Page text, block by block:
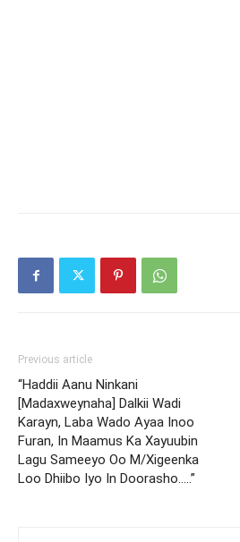
Previous article
“Haddii Aanu Ninkani
[Madaxweynaha] Dalkii Wadi
Karayn, Laba Wado Ayaa Inoo
Furan, In Maamus Ka Xayuubin
Lagu Sameeyo Oo M/Xigeenka
Loo Dhiibo Iyo In Doorasho…..”